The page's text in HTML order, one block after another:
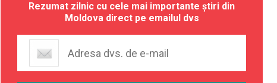
Rezumat zilnic cu cele mai importante știri din
Moldova direct pe emailul dvs